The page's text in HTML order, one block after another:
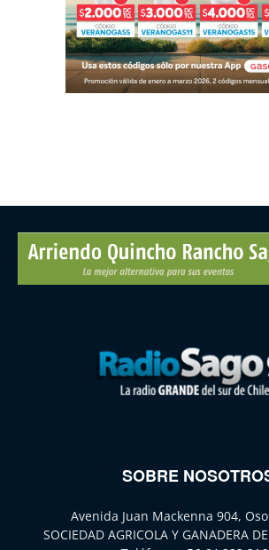
SOBRE
Avenida Juan Mackenna 904,
SOCIEDAD AGRICOLA Y GANADERA